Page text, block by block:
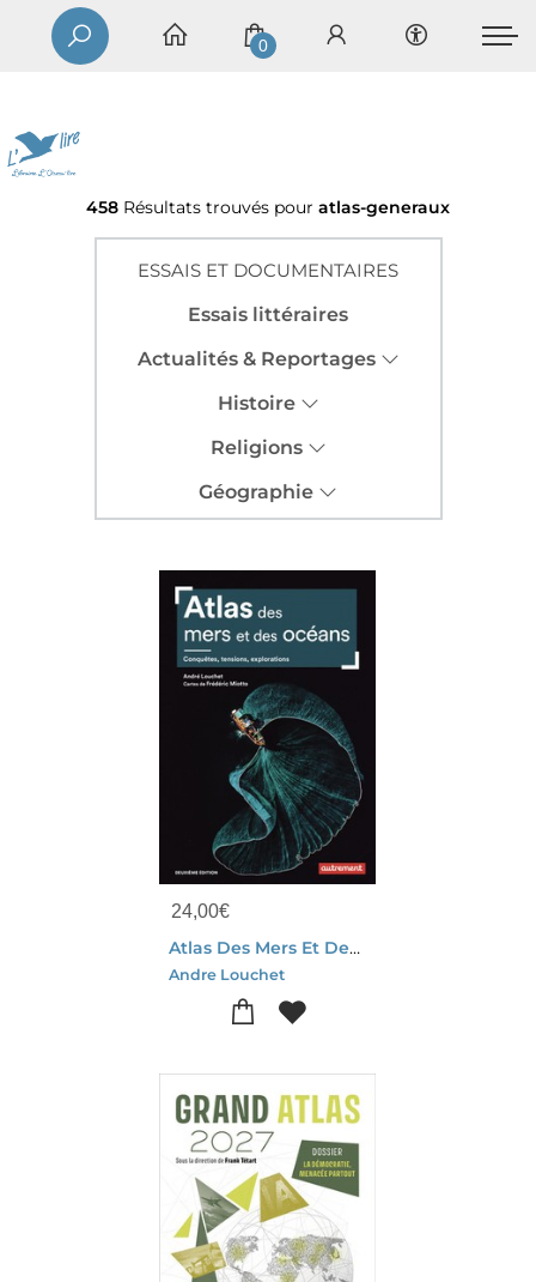
0
458 Résultats trouvés pour atlas-generaux
ESSAIS ET DOCUMENTAIRES
Essais littéraires
Actualités & Reportages
Histoire
Religions
Géographie
24,00€
Atlas Des Mers Et Des Oceans : Conquetes, Tensions, Explorations
Andre Louchet